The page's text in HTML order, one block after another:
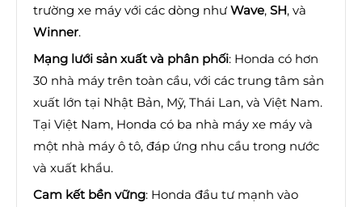
trường xe máy với các dòng như Wave, SH, và
Winner.
Mạng lưới sản xuất và phân phối: Honda có hơn
30 nhà máy trên toàn cầu, với các trung tâm sản
xuất lớn tại Nhật Bản, Mỹ, Thái Lan, và Việt Nam.
Tại Việt Nam, Honda có ba nhà máy xe máy và
một nhà máy ô tô, đáp ứng nhu cầu trong nước
và xuất khẩu.
Cam kết bền vững: Honda đầu tư mạnh vào